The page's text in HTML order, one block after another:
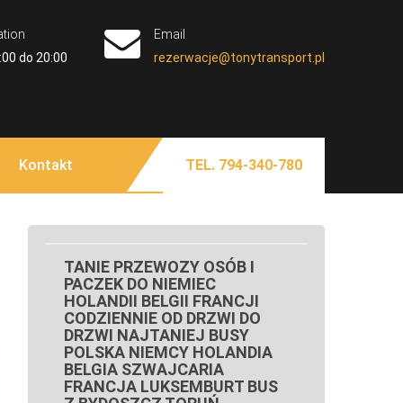
BUS NIEMCY
KUJAWSKO
SZCZECINA
POLSKA
DO POLSKI
Gorzowa Wielkopolskiego Piły Przewozy
Gryfice Sępólno Krajeńskie Człuchów
Bydgoszczy Kołobrzegu Piły Chojnic Tucholi
do 20:00
Email
rezerwacje@tonytransport.pl
Kontakt TEL. 794-340-780
TANIE PRZEWOZY OSÓB I
PACZEK DO NIEMIEC
HOLANDII BELGII FRANCJI
CODZIENNIE OD DRZWI DO
DRZWI NAJTANIEJ BUSY
POLSKA NIEMCY HOLANDIA
BELGIA SZWAJCARIA
FRANCJA LUKSEMBURT BUS